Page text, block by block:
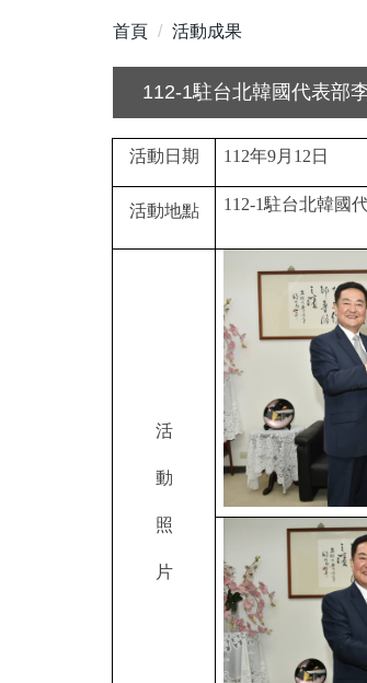
首頁 活動成果
112-1駐台北韓國代表部
活動日期 112年9月 12日
活動地點 112-1駐台北韓國
活
動
照
片